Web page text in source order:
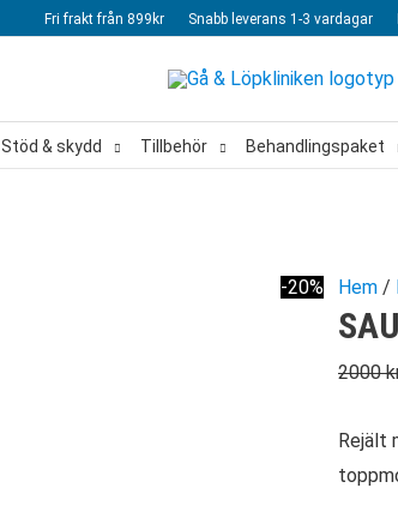
Fri frakt från 899kr Snabb leverans 1-3 vardagar
Stöd & skydd Tillbehör Behandlingspaket
-20% Hem /
2000
Rejält